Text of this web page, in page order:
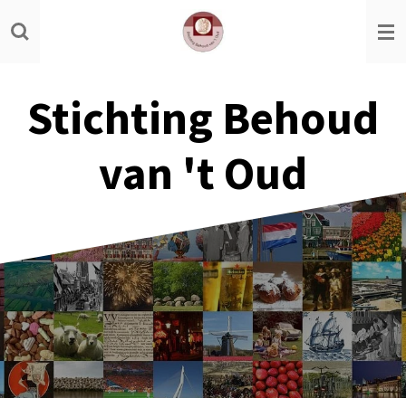
Ga
direct
hoofdinhoud
Stichting Behoud
van 't Oud